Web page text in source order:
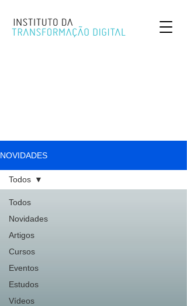
NOVIDADES
Todos
Novidades
Artigos
Cursos
Eventos
Estudos
Vídeos
Todos